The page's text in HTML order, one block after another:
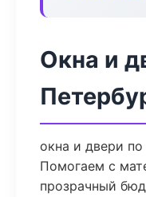
Окна и
окна и двери
Помогаем с
прозрачный